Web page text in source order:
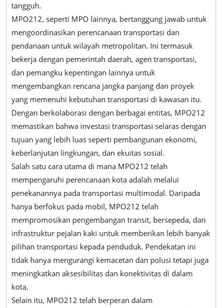
tangguh.
MPO212, seperti MPO lainnya, bertanggung jawab untuk
mengoordinasikan perencanaan transportasi dan
pendanaan untuk wilayah metropolitan. Ini termasuk
bekerja dengan pemerintah daerah, agen transportasi,
dan pemangku kepentingan lainnya untuk
mengembangkan rencana jangka panjang dan proyek
yang memenuhi kebutuhan transportasi di kawasan itu.
Dengan berkolaborasi dengan berbagai entitas, MPO212
memastikan bahwa investasi transportasi selaras dengan
tujuan yang lebih luas seperti pembangunan ekonomi,
keberlanjutan lingkungan, dan ekuitas sosial.
Salah satu cara utama di mana MPO212 telah
mempengaruhi perencanaan kota adalah melalui
penekanannya pada transportasi multimodal. Daripada
hanya berfokus pada mobil, MPO212 telah
mempromosikan pengembangan transit, bersepeda, dan
infrastruktur pejalan kaki untuk memberikan lebih banyak
pilihan transportasi kepada penduduk. Pendekatan ini
tidak hanya mengurangi kemacetan dan polusi tetapi juga
meningkatkan aksesibilitas dan konektivitas di dalam
kota.
Selain itu, MPO212 telah berperan dalam